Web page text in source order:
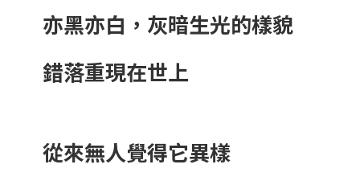
亦黑亦白，灰暗生光的樣貌
錯落重現在世上
從來無人覺得它異樣